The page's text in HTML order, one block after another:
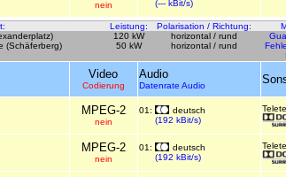
nein
(--- kBit/s)
Leistung: Polarisation / Richtung:
120 kW horizontal / rund
(Schäferberg)
50 kW horizontal / rund
Video
Codierung
Audio
Datenrate Audio
MPEG-2
nein
01:
deutsch
(192 kBit/s)
MPEG-2
nein
01:
deutsch
(192 kBit/s)